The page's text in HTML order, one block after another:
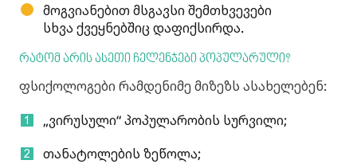
მოგვიანებით მსგავსი შემთხვევები
სხვა ქვეყნებშიც დაფიქსირდა.
რატომ არის ასეთი ჩელენჯები პოპულარული?
ფსიქოლოგები რამდენიმე მიზეზს ასახელებენ:
„ვირუსული“ პოპულარობის სურვილი;
თანატოლების ზეწოლა;